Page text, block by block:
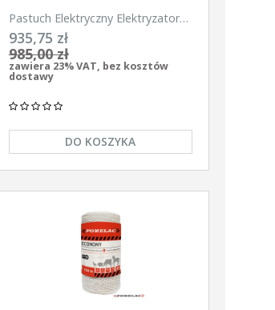
Pastuch Elektryczny Elektryzator
uniwersalny Pomelac AS-6300
6,3Jula
935,75 zł
985,00 zł
zawiera 23% VAT, bez kosztów
dostawy
DO KOSZYKA